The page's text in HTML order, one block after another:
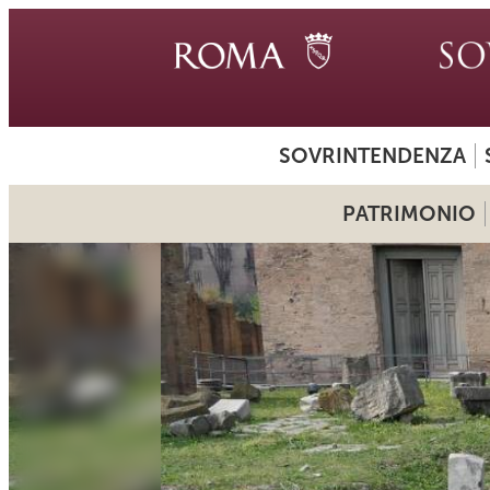
SOVRINTENDENZA
PATRIMONIO